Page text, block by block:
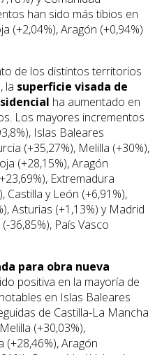
han sido más tibios en
(+2,04%), Aragón (+0,94%)
de los distintos territorios
, la superficie visada de
ha aumentado en
Los mayores incrementos
Islas Baleares
(+35,27%), Melilla (+30%),
(+28,15%), Aragón
Extremadura
Castilla y León (+6,91%),
Asturias (+1,13%) y Madrid
36,85%), País Vasco
para obra nueva
positiva en la mayoría de
en Islas Baleares
de Castilla-La Mancha
(+30,03%),
(+28,46%), Aragón